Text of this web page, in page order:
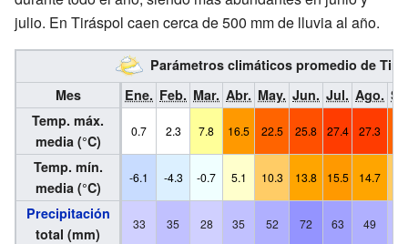
julio. En Tiráspol caen cerca de 500 mm de lluvia al año.
Parámetros climáticos promedio de
Mes
Ene. Feb. Mar. Abr. May. Jun. Jul. Ago.
Temp. máx.
media (°C)
0.7 2.3 7.8 16.5 22.5 25.8 27.4 27.3
Temp. mín.
media (°C)
-6.1 -4.3 -0.7 5.1 10.3 13.8 15.5 14.7
Precipitación
total (mm)
33 35 28 35 52 72 63 49